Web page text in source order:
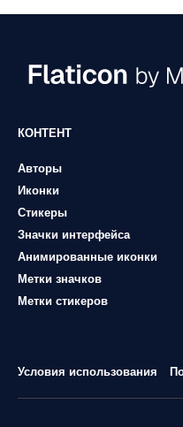
КОНТЕНТ
Авторы
Иконки
Стикеры
Значки интерфейса
Анимированные иконки
Метки значков
Метки стикеров
Условия использования